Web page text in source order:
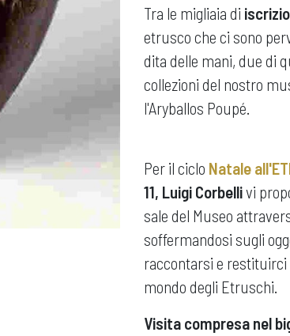
Tra le migliaia di
etrusco che ci sono
dita delle mani, due di
collezioni del nostro
l'Aryballos Poupé.
Per il ciclo Natale
11, Luigi Corbellivi
sale del Museo
soffermandosi sugli
raccontarsi e
mondo degli Etruschi.
Visita compresa nel